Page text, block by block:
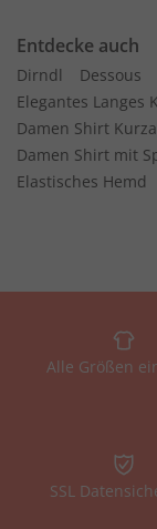
Entdecke auch
Dirndl Dessous
Elegantes Langes
Damen Shirt
Damen Shirt mit
Elastisches Hemd
Alle Größen
SSL